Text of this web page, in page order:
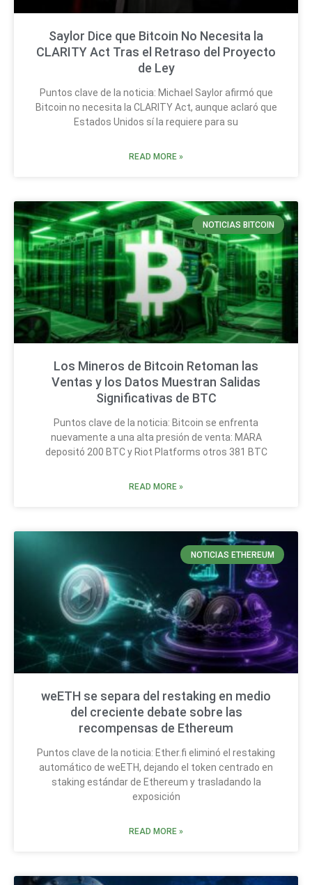
Saylor Dice que Bitcoin No Necesita la
CLARITY Act Tras el Retraso del Proyecto
de Ley
Puntos clave de la noticia: Michael Saylor afirmó que
Bitcoin no necesita la CLARITY Act, aunque aclaró que
Estados Unidos sí la requiere para su
READ MORE »
NOTICIAS BITCOIN
Los Mineros de Bitcoin Retoman las
Ventas y los Datos Muestran Salidas
Significativas de BTC
Puntos clave de la noticia: Bitcoin se enfrenta
nuevamente a una alta presión de venta: MARA
depositó 200 BTC y Riot Platforms otros 381 BTC
READ MORE »
NOTICIAS ETHEREUM
weETH se separa del restaking en medio
del creciente debate sobre las
recompensas de Ethereum
Puntos clave de la noticia: Ether.fi eliminó el restaking
automático de weETH, dejando el token centrado en
staking estándar de Ethereum y trasladando la
exposición
READ MORE »